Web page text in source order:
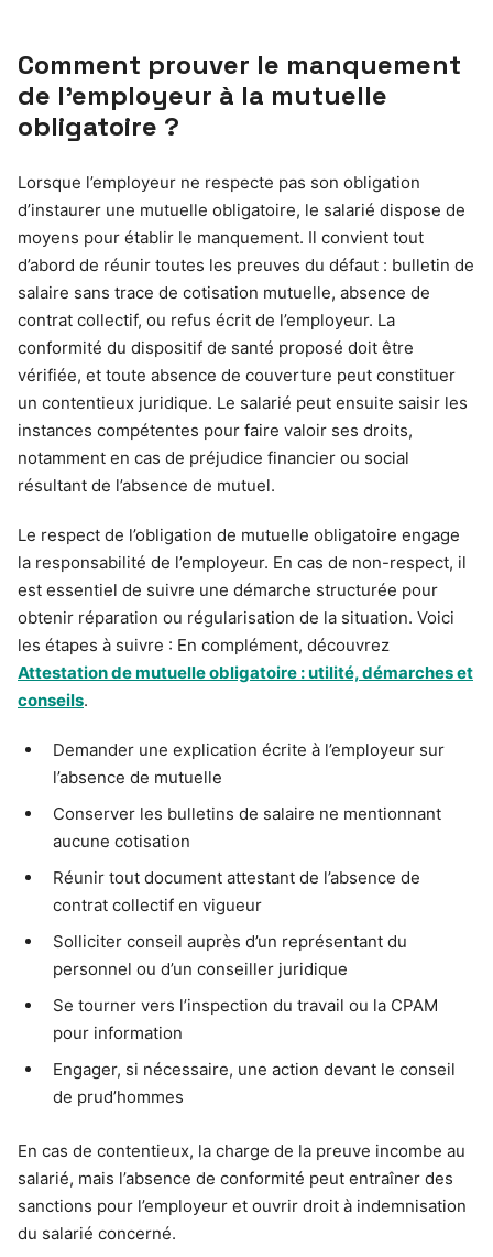
Comment prouver le manquement
de l’employeur à la mutuelle
obligatoire ?
Lorsque l’employeur ne respecte pas son obligation
d’instaurer une mutuelle obligatoire, le salarié dispose de
moyens pour établir le manquement. Il convient tout
d’abord de réunir toutes les preuves du défaut : bulletin de
salaire sans trace de cotisation mutuelle, absence de
contrat collectif, ou refus écrit de l’employeur. La
conformité du dispositif de santé proposé doit être
vérifiée, et toute absence de couverture peut constituer
un contentieux juridique. Le salarié peut ensuite saisir les
instances compétentes pour faire valoir ses droits,
notamment en cas de préjudice financier ou social
résultant de l’absence de mutuel.
Le respect de l’obligation de mutuelle obligatoire engage
la responsabilité de l’employeur. En cas de non-respect, il
est essentiel de suivre une démarche structurée pour
obtenir réparation ou régularisation de la situation. Voici
les étapes à suivre : En complément, découvrez
Attestation de mutuelle obligatoire : utilité, démarches et
conseils.
Demander une explication écrite à l’employeur sur
l’absence de mutuelle
Conserver les bulletins de salaire ne mentionnant
aucune cotisation
Réunir tout document attestant de l’absence de
contrat collectif en vigueur
Solliciter conseil auprès d’un représentant du
personnel ou d’un conseiller juridique
Se tourner vers l’inspection du travail ou la CPAM
pour information
Engager, si nécessaire, une action devant le conseil
de prud’hommes
En cas de contentieux, la charge de la preuve incombe au
salarié, mais l’absence de conformité peut entraîner des
sanctions pour l’employeur et ouvrir droit à indemnisation
du salarié concerné.